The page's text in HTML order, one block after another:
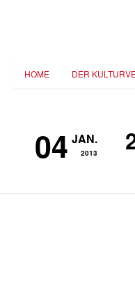
HOME DER
04 JAN.
2013